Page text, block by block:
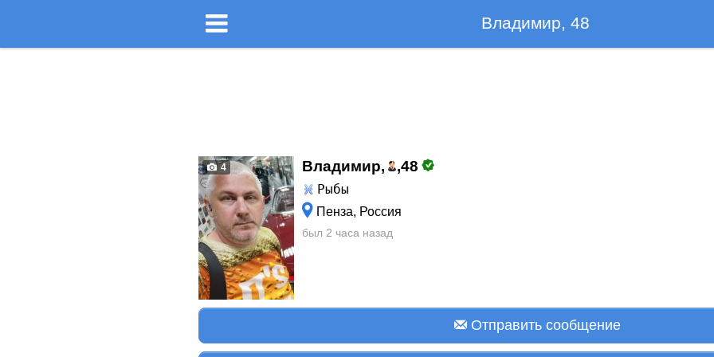
Владимир, 48
4 Владимир, ,48
Рыбы
Пенза, Россия
был 2 часа назад
Отправить сообщение